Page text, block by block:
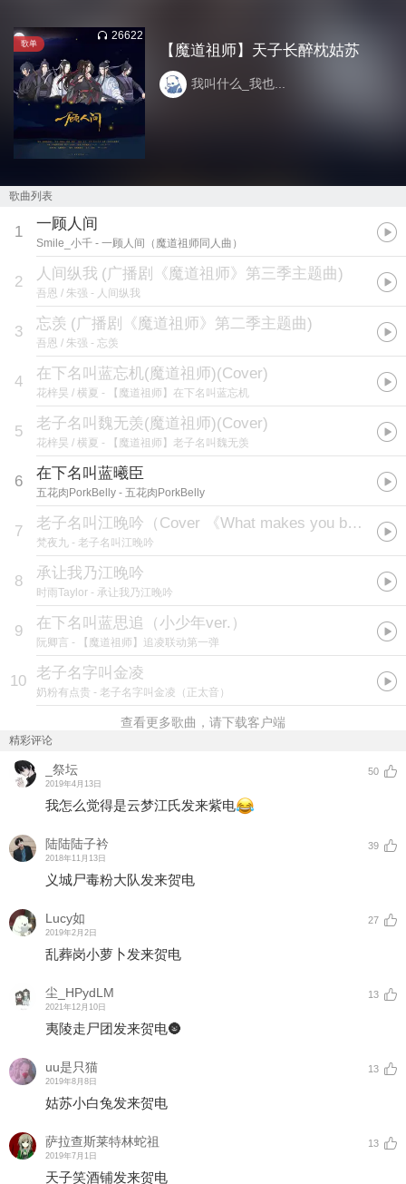
歌单
26622
【魔道祖师】天子长醉枕姑苏
我叫什么_我也...
歌曲列表
1 一顾人间
Smile_小千 - 一顾人间（魔道祖师同人曲）
2 人间纵我 (广播剧《魔道祖师》第三季主题曲)
吾恩 / 朱强 - 人间纵我
3 忘羡 (广播剧《魔道祖师》第二季主题曲)
吾恩 / 朱强 - 忘羡
4 在下名叫蓝忘机(魔道祖师)(Cover)
花梓昊 / 横夏 - 【魔道祖师】在下名叫蓝忘机
5 老子名叫魏无羡(魔道祖师)(Cover)
花梓昊 / 横夏 - 【魔道祖师】老子名叫魏无羡
6 在下名叫蓝曦臣
五花肉PorkBelly - 五花肉PorkBelly
7 老子名叫江晚吟（Cover 《What makes you beautiful》）
梵夜九 - 老子名叫江晚吟
8 承让我乃江晚吟
时雨Taylor - 承让我乃江晚吟
9 在下名叫蓝思追（小少年ver.）
阮卿言 - 【魔道祖师】追凌联动第一弹
10 老子名字叫金凌
奶粉有点贵 - 老子名字叫金凌（正太音）
查看更多歌曲，请下载客户端
精彩评论
_祭坛
2019年4月13日
50
我怎么觉得是云梦江氏发来紫电
陆陆陆子衿
2018年11月13日
39
义城尸毒粉大队发来贺电
Lucy如
2019年2月2日
27
乱葬岗小萝卜发来贺电
尘_HPydLM
2021年12月10日
13
夷陵走尸团发来贺电🌚
uu是只猫
2019年8月8日
13
姑苏小白兔发来贺电
萨拉查斯莱特林蛇祖
2019年7月1日
13
天子笑酒铺发来贺电